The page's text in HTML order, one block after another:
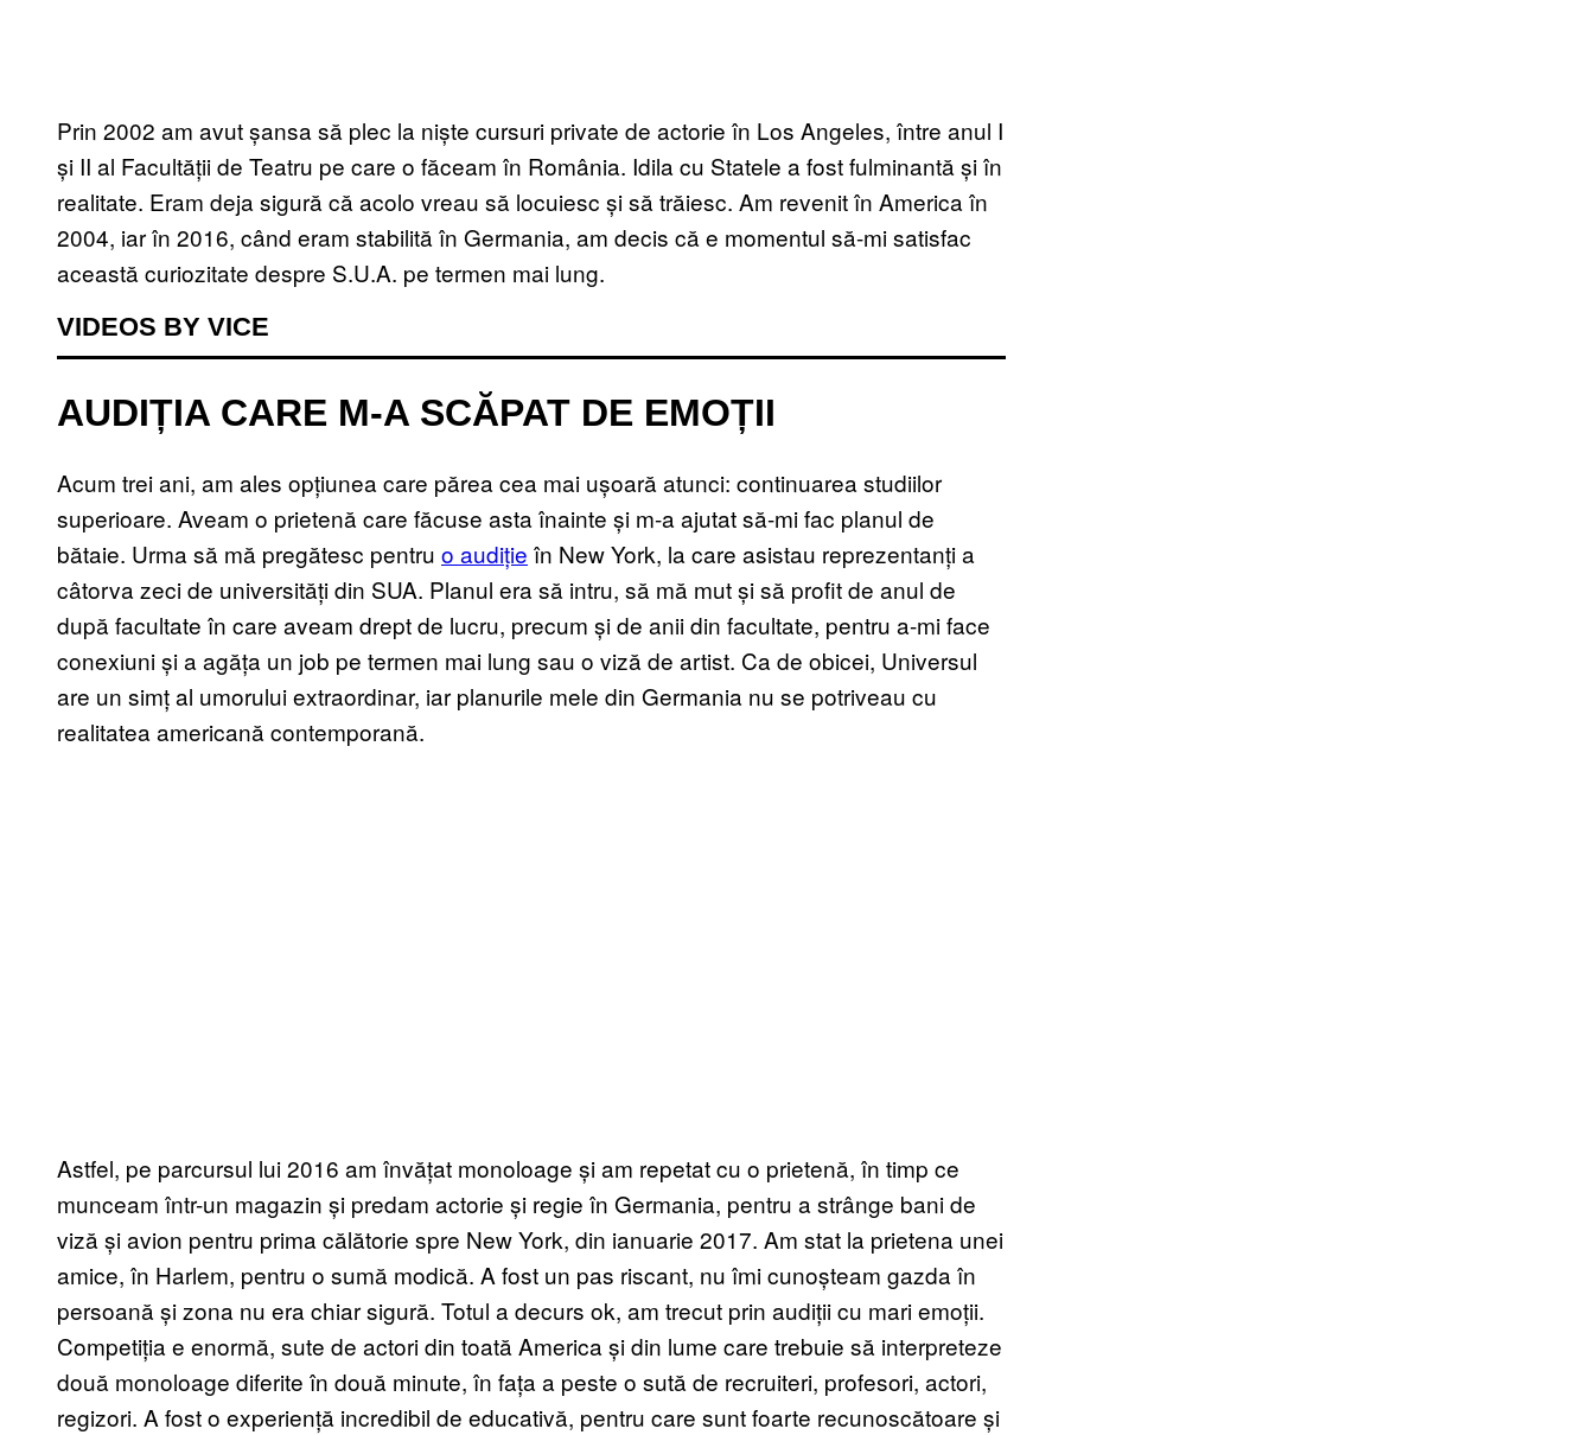
Prin 2002 am avut șansa să plec la niște cursuri private de actorie în Los Angeles, între anul I
și II al Facultății de Teatru pe care o făceam în România. Idila cu Statele a fost fulminantă și în
realitate. Eram deja sigură că acolo vreau să locuiesc și să trăiesc. Am revenit în America în
2004, iar în 2016, când eram stabilită în Germania, am decis că e momentul să-mi satisfac
această curiozitate despre S.U.A. pe termen mai lung.
VIDEOS BY VICE
AUDIȚIA CARE M-A SCĂPAT DE EMOȚII
Acum trei ani, am ales opțiunea care părea cea mai ușoară atunci: continuarea studiilor
superioare. Aveam o prietenă care făcuse asta înainte și m-a ajutat să-mi fac planul de
bătaie. Urma să mă pregătesc pentru o audiție în New York, la care asistau reprezentanți a
câtorva zeci de universități din SUA. Planul era să intru, să mă mut și să profit de anul de
după facultate în care aveam drept de lucru, precum și de anii din facultate, pentru a-mi face
conexiuni și a agăța un job pe termen mai lung sau o viză de artist. Ca de obicei, Universul
are un simț al umorului extraordinar, iar planurile mele din Germania nu se potriveau cu
realitatea americană contemporană.
Astfel, pe parcursul lui 2016 am învățat monoloage și am repetat cu o prietenă, în timp ce
munceam într-un magazin și predam actorie și regie în Germania, pentru a strânge bani de
viză și avion pentru prima călătorie spre New York, din ianuarie 2017. Am stat la prietena unei
amice, în Harlem, pentru o sumă modică. A fost un pas riscant, nu îmi cunoșteam gazda în
persoană și zona nu era chiar sigură. Totul a decurs ok, am trecut prin audiții cu mari emoții.
Competiția e enormă, sute de actori din toată America și din lume care trebuie să interpreteze
două monoloage diferite în două minute, în fața a peste o sută de recruiteri, profesori, actori,
regizori. A fost o experiență incredibil de educativă, pentru care sunt foarte recunoscătoare și